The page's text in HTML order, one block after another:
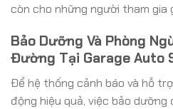
còn cho những người tham gia
Bảo Dưỡng Và Phòng
Đường Tại Garage Auto
Để hệ thống cảnh báo và hỗ
động hiệu quả, việc bảo